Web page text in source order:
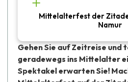
Mittelalterfest der
Namur
Gehen Sie auf Zeitreise und
geradewegs ins Mittelalter
Spektakel erwarten Sie!